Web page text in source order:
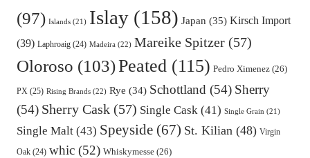
(97) Islands(21) Islay(158) Japan (35) Kirsch Import
(39) Laphroaig(24) Madeira(22) Mareike Spitzer(57)
Oloroso (103)Peated(115) Pedro Ximenez(26)
PX(25) Rising Brands(22) Rye (34) Schottland (54) Sherry
(54) Sherry Cask(57) Single Cask(41) Single Grain (21)
Single Malt(43) Speyside(67) St. Kilian(48) Virgin
Oak(24) whic(52) Whiskymesse(26)